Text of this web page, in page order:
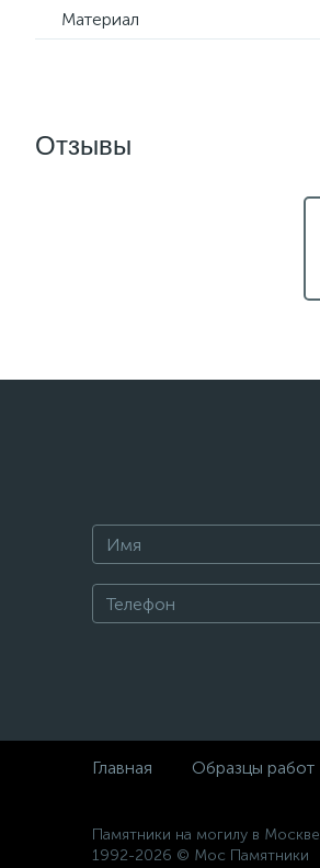
Материал
Отзывы
Главная Образцы работ
Памятники на могилу в Москве
1992-2026 © Мос Памятники